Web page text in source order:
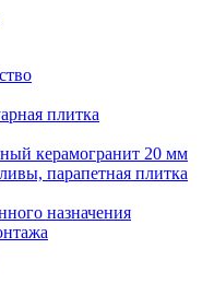
плитка
керамогранит 20 мм
парапетная плитка
назначения